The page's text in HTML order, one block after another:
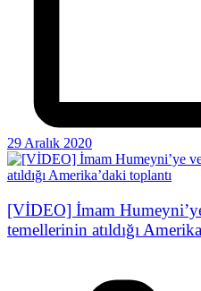
29 Aralık 2020
[VİDEO] İmam
temellerinin atıldığı